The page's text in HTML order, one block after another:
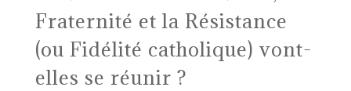
Fraternité et la Résistance
(ou Fidélité catholique) vont-
elles se réunir ?